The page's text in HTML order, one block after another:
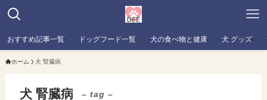
おすすめ記事一覧 ドッグフード一覧 犬の食べ物と健康 犬 グッズ
ホーム 犬 腎臓病
犬 腎臓病 – tag –